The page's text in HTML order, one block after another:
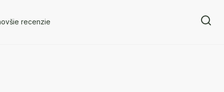
recenzie